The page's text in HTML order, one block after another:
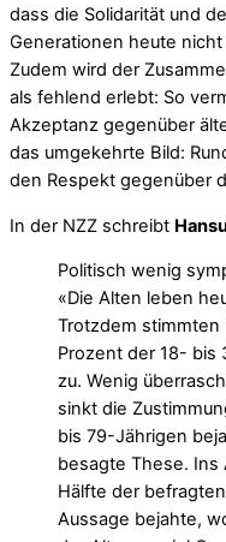
dass die Solidarität und
Generationen heute
Zudem wird der
als fehlend erlebt: So
Akzeptanz gegenüber
das umgekehrte Bild:
den Respekt gegenüber
In der NZZ schreibt
Politisch wenig
«Die Alten leben
Trotzdem
Prozent der 18- bis
zu. Wenig
sinkt die
bis 79-Jährigen
besagte These. Ins
Hälfte der
Aussage bejahte,